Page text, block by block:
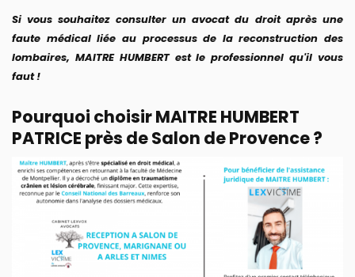
Si vous souhaitez consulter un avocat du droit après une
faute médical liée au processus de la reconstruction des
lombaires, MAITRE HUMBERT est le professionnel qu'il vous
faut !
Pourquoi choisir MAITRE HUMBERT
PATRICE près de Salon de Provence ?